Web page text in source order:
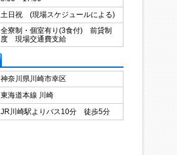
土日祝 (現場スケジュールによる)
全寮制・個室有り(3食付) 前貸制
度 現場交通費支給
神奈川県川崎市幸区
東海道本線 川崎
JR川崎駅よりバス10分 徒歩5分